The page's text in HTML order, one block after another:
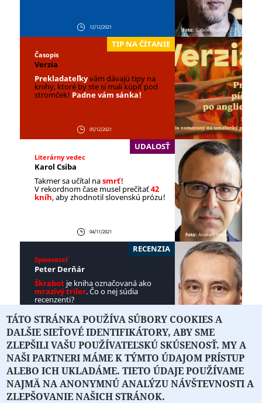
12/12/2021 Foto: Gabriel Kuchta
TIP NA ČÍTANIE
Časopis
Verzia
Prekladateľkyvám dávajú tipy na
knihy, ktoré by ste si mali kúpiť pod
stromček! Padne vám sánka!
05/12/2021
UDALOSŤ
Literárny vedec
Karol Csiba
Takmer sa učítal nasmrť!
V rekordnom čase musel prečítať42
kníh, aby zhodnotil slovenskú prózu!
04/11/2021 Foto: Anasoft litera
RECENZIA
Spisovateľ
Peter Derňár
Škrabot je kniha označovaná ako
mrazivý triler. Čo o nej súdia
recenzenti?
29/10/2021 Foto:Tibor Géci
O PORTÁLI O DRUŽSTVE SPONZORI KONTAKT
TÁTO STRÁNKA POUŽÍVA SÚBORY COOKIES A
DALŠIE SIEŤOVÉ IDENTIFIKÁTORY, ABY SME
ZLEPŠILI VAŠU POUŽÍVATEĽSKÚ SKÚSENOSŤ. MY A
NAŠI PARTNERI MÁME K TÝMTO ÚDAJOM PRÍSTUP
ALEBO ICH UKLADÁME. TIETO ÚDAJE POUŽÍVAME
NAJMÄ NA ANONYMNÚ ANALÝZU NÁVŠTEVNOSTI A
ZLEPŠOVANIE NAŠICH STRÁNOK.